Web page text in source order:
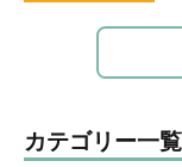
カテゴリー一覧